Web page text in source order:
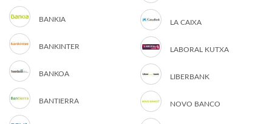
BANKIA
BANKINTER
BANKOA
BANTIERRA
LA CAIXA
LABORAL KUTXA
LIBERBANK
NOVO BANCO